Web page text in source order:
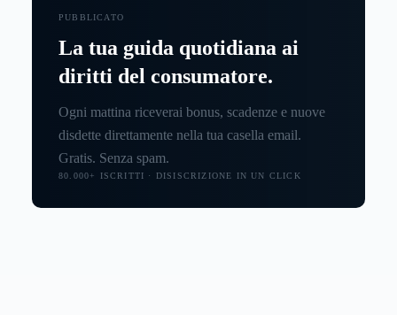
PUBBLICATO
La tua guida quotidiana ai
diritti del consumatore.
Ogni mattina riceverai bonus, scadenze e nuove
disdette direttamente nella tua casella email.
Gratis. Senza spam.
80.000+ ISCRITTI · DISISCRIZIONE IN UN CLICK